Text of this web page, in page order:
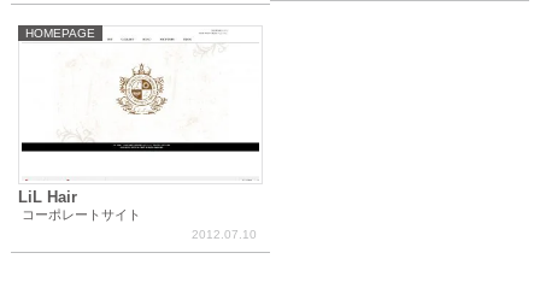
HOMEPAGE
LiL Hair
2012.07.10
コーポレートサイト